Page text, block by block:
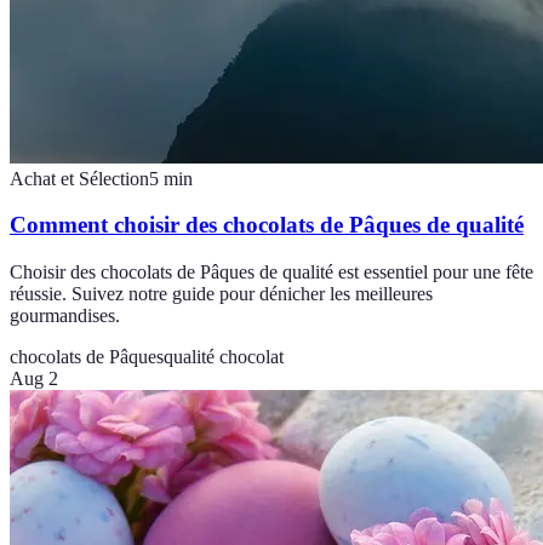
Achat et Sélection5 min
Comment choisir des chocolats de Pâques de qualité
Choisir des chocolats de Pâques de qualité est essentiel pour une fête
réussie. Suivez notre guide pour dénicher les meilleures
gourmandises.
chocolats de Pâquesqualité chocolat
Aug 2